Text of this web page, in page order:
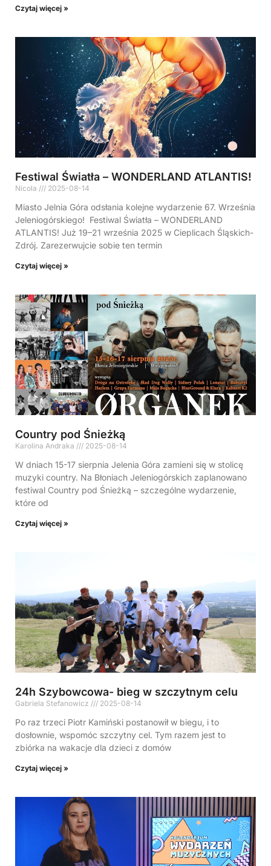
Czytaj więcej »
Festiwal Światła – WONDERLAND ATLANTIS!
Nicola 2025-08-14
Miasto Jelnia Góra odsłania kolejne wydarzenie 67. Września
Jeleniogórskiego! Festiwal Światła – WONDERLAND
ATLANTIS! Już 19–21 września 2025 w Cieplicach Śląskich-
Zdrój. Zarezerwujcie sobie ten termin
Czytaj więcej »
Country pod Śnieżką
Karolina Andraka 2025-08-14
W dniach 15-17 sierpnia Jelenia Góra zamieni się w stolicę
muzyki country. Na Błoniach Jeleniogórskich zaplanowano
festiwal Country pod Śnieżką – szczególne wydarzenie,
które od
Czytaj więcej »
24h Szybowcowa- bieg w szczytnym celu
Gabriela Stefanowicz 2025-08-14
Po raz trzeci Piotr Kamiński postanowił w biegu, i to
dosłownie, wspomóc szczytny cel. Tym razem jest to
zbiórka na wakacje dla dzieci z domów
Czytaj więcej »